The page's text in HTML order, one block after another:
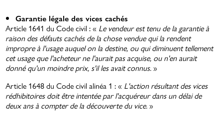
Garantie légale des vices cachés
Article 1641 du Code civil : « Le vendeur est tenu de la garantie à
raison des défauts cachés de la chose vendue qui la rendent
impropre à l'usage auquel on la destine, ou qui diminuent tellement
cet usage que l'acheteur ne l'aurait pas acquise, ou n'en aurait
donné qu'un moindre prix, s'il les avait connus.»
Article 1648 du Code civil alinéa 1 : « L'action résultant des vices
rédhibitoires doit être intentée par l'acquéreur dans un délai de
deux ans à compter de la découverte du vice.»